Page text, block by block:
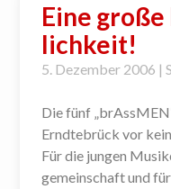
Eine
lichkeit!
5. Dezember 2006 |
Die fünf
Erndte­brück vor
Für die jungen
gemein­schaft und